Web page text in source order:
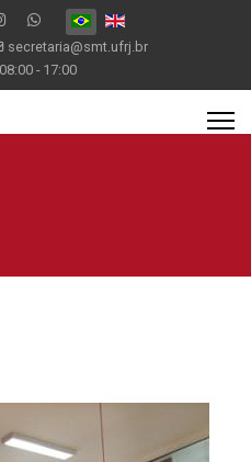
Selecione seu Idioma
secretaria@smt.ufrj.br
- 17:00